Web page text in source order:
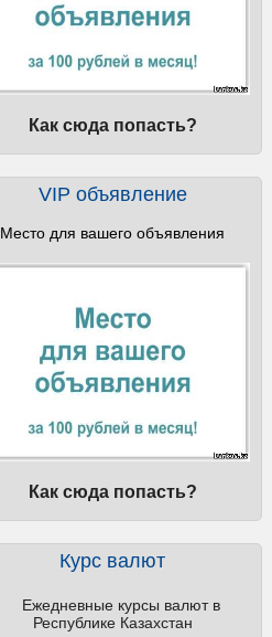
Как сюда попасть?
VIP объявление
Место для вашего объявления
Как сюда попасть?
Курс валют